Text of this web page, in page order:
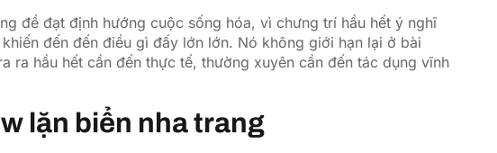
đề đạt định hướng cuộc sống hóa, vì chưng trí hầu hết ý nghĩ
đến đến điều gì đấy lớn lớn. Nó không giới hạn lại ở bài
ra hầu hết cần đến thực tế, thường xuyên cần đến tác dụng vĩnh
lặn biển nha trang